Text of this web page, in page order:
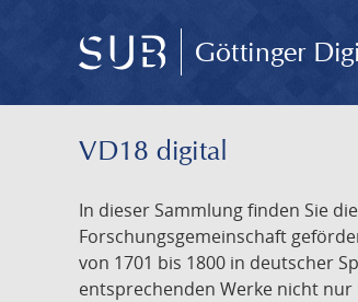
Göttinger
VD18 digital
In dieser Sammlung finden Sie
Forschungsgemeinschaft
von 1701 bis 1800 in deutscher
entsprechenden Werke nicht